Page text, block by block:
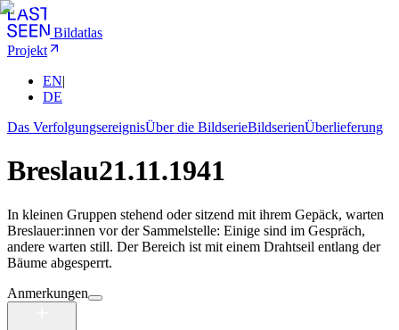
Bildatlas
Projekt
EN|
DE
Das VerfolgungsereignisÜber die BildserieBildserienÜberlieferung
Breslau21.11.1941
In kleinen Gruppen stehend oder sitzend mit ihrem Gepäck, warten
Breslauer:innen vor der Sammelstelle: Einige sind im Gespräch,
andere warten still. Der Bereich ist mit einem Drahtseil entlang der
Bäume abgesperrt.
Anmerkungen